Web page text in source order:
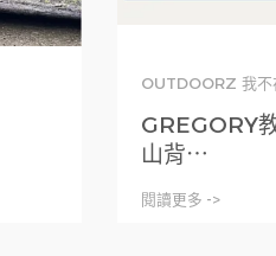
OUTDOORZ 我
GREGORY
山背⋯
閱讀更多 ->